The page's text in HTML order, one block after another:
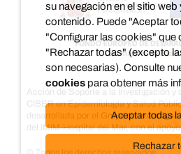
Acción de Soporte a la Investigación y
CIBER en Epidemiología y Salud
desarrollada por el Grupo de
del IMIM-Hospital del Mar, con el
su navegación en el sitio web
contenido. Puede "Aceptar
"Configurar las cookies" que
"Rechazar todas" (excepto
son necesarias). Consulte
cookies para obtener más
Aceptar todas
Rechazar